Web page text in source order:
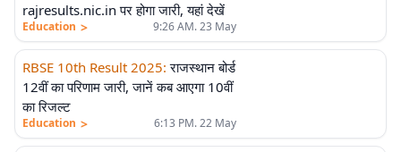
rajresults.nic.in पर होगा जारी, यहां देखें
Education > 9:26 AM. 23 May
RBSE 10th Result 2025: राजस्थान बोर्ड
12वीं का परिणाम जारी, जानें कब आएगा 10वीं
का रिजल्ट
Education > 6:13 PM. 22 May